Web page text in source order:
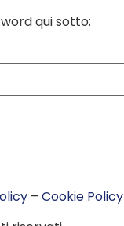
qui sotto:
– Cookie Policy